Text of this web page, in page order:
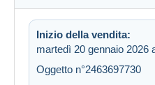
Inizio della vendita:
martedì 20 gennaio 2026
Oggetto n°2463697730